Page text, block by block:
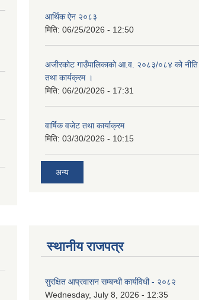
आर्थिक ऐन २०८३
मिति: 06/25/2026 - 12:50
अजीरकोट गाउँपालिकाको आ.व. २०८३/०८४ को नीति
तथा कार्यक्रम ।
मिति: 06/20/2026 - 17:31
वार्षिक वजेट तथा कार्याक्रम
मिति: 03/30/2026 - 10:15
अन्य
स्थानीय राजपत्र
सुरक्षित आप्रवासन सम्बन्धी कार्यविधी - २०८२
Wednesday, July 8, 2026 - 12:35